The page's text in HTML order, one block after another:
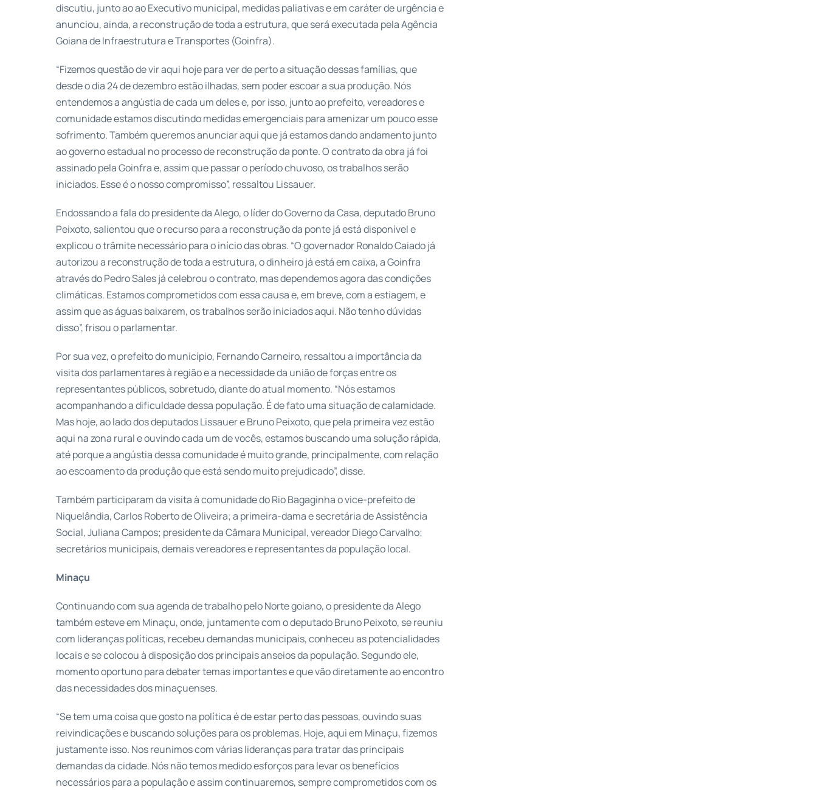
discutiu, junto ao ao Executivo municipal, medidas paliativas e em caráter de urgência e
anunciou, ainda, a reconstrução de toda a estrutura, que será executada pela Agência
Goiana de Infraestrutura e Transportes (Goinfra).
“Fizemos questão de vir aqui hoje para ver de perto a situação dessas famílias, que
desde o dia 24 de dezembro estão ilhadas, sem poder escoar a sua produção. Nós
entendemos a angústia de cada um deles e, por isso, junto ao prefeito, vereadores e
comunidade estamos discutindo medidas emergenciais para amenizar um pouco esse
sofrimento. Também queremos anunciar aqui que já estamos dando andamento junto
ao governo estadual no processo de reconstrução da ponte. O contrato da obra já foi
assinado pela Goinfra e, assim que passar o período chuvoso, os trabalhos serão
iniciados. Esse é o nosso compromisso”, ressaltou Lissauer.
Endossando a fala do presidente da Alego, o líder do Governo da Casa, deputado Bruno
Peixoto, salientou que o recurso para a reconstrução da ponte já está disponível e
explicou o trâmite necessário para o início das obras. “O governador Ronaldo Caiado já
autorizou a reconstrução de toda a estrutura, o dinheiro já está em caixa, a Goinfra
através do Pedro Sales já celebrou o contrato, mas dependemos agora das condições
climáticas. Estamos comprometidos com essa causa e, em breve, com a estiagem, e
assim que as águas baixarem, os trabalhos serão iniciados aqui. Não tenho dúvidas
disso”, frisou o parlamentar.
Por sua vez, o prefeito do município, Fernando Carneiro, ressaltou a importância da
visita dos parlamentares à região e a necessidade da união de forças entre os
representantes públicos, sobretudo, diante do atual momento. “Nós estamos
acompanhando a dificuldade dessa população. É de fato uma situação de calamidade.
Mas hoje, ao lado dos deputados Lissauer e Bruno Peixoto, que pela primeira vez estão
aqui na zona rural e ouvindo cada um de vocês, estamos buscando uma solução rápida,
até porque a angústia dessa comunidade é muito grande, principalmente, com relação
ao escoamento da produção que está sendo muito prejudicado”, disse.
Também participaram da visita à comunidade do Rio Bagaginha o vice-prefeito de
Niquelândia, Carlos Roberto de Oliveira; a primeira-dama e secretária de Assistência
Social, Juliana Campos; presidente da Câmara Municipal, vereador Diego Carvalho;
secretários municipais, demais vereadores e representantes da população local.
Minaçu
Continuando com sua agenda de trabalho pelo Norte goiano, o presidente da Alego
também esteve em Minaçu, onde, juntamente com o deputado Bruno Peixoto, se reuniu
com lideranças políticas, recebeu demandas municipais, conheceu as potencialidades
locais e se colocou à disposição dos principais anseios da população. Segundo ele,
momento oportuno para debater temas importantes e que vão diretamente ao encontro
das necessidades dos minaçuenses.
“Se tem uma coisa que gosto na política é de estar perto das pessoas, ouvindo suas
reivindicações e buscando soluções para os problemas. Hoje, aqui em Minaçu, fizemos
justamente isso. Nos reunimos com várias lideranças para tratar das principais
demandas da cidade. Nós não temos medido esforços para levar os benefícios
necessários para a população e assim continuaremos, sempre comprometidos com os